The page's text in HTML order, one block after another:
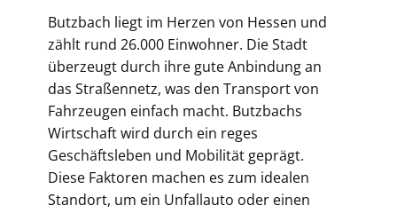
Butzbach liegt im Herzen von Hessen und
zählt rund 26.000 Einwohner. Die Stadt
überzeugt durch ihre gute Anbindung an
das Straßennetz, was den Transport von
Fahrzeugen einfach macht. Butzbachs
Wirtschaft wird durch ein reges
Geschäftsleben und Mobilität geprägt.
Diese Faktoren machen es zum idealen
Standort, um ein Unfallauto oder einen